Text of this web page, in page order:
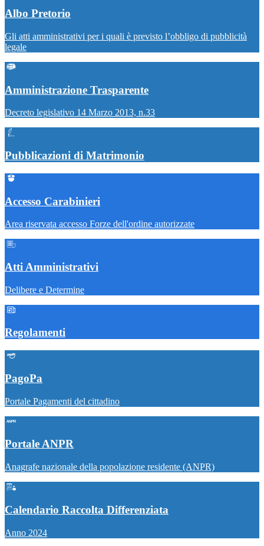
Albo Pretorio
Gli atti amministrativi per i quali è previsto l’obbligo di pubblicità
legale
Amministrazione Trasparente
Decreto legislativo 14 Marzo 2013, n.33
Pubblicazioni di Matrimonio
Accesso Carabinieri
Area riservata accesso Forze dell'ordine autorizzate
Atti Amministrativi
Delibere e Determine
Regolamenti
PagoPa
Portale Pagamenti del cittadino
Portale ANPR
Anagrafe nazionale della popolazione residente (ANPR)
Calendario Raccolta Differenziata
Anno 2024